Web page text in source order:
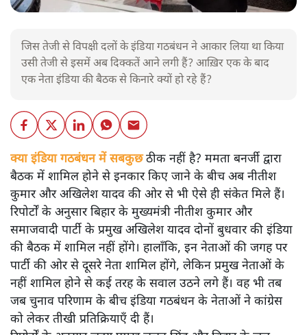
जिस तेजी से विपक्षी दलों के इंडिया गठबंधन ने आकार लिया था किया
उसी तेजी से इसमें अब दिक्कतें आने लगी हैं? आख़िर एक के बाद
एक नेता इंडिया की बैठक से किनारे क्यों हो रहे हैं?
क्या इंडिया गठबंधन में सबकुछठीक नहीं है? ममता बनर्जी द्वारा
बैठक में शामिल होने से इनकार किए जाने के बीच अब नीतीश
कुमार और अखिलेश यादव की ओर से भी ऐसे ही संकेत मिले हैं।
रिपोर्टों के अनुसार बिहार के मुख्यमंत्री नीतीश कुमार और
समाजवादी पार्टी के प्रमुख अखिलेश यादव दोनों बुधवार की इंडिया
की बैठक में शामिल नहीं होंगे। हालाँकि, इन नेताओं की जगह पर
पार्टी की ओर से दूसरे नेता शामिल होंगे, लेकिन प्रमुख नेताओं के
नहीं शामिल होने से कई तरह के सवाल उठने लगे हैं। वह भी तब
जब चुनाव परिणाम के बीच इंडिया गठबंधन के नेताओं ने कांग्रेस
को लेकर तीखी प्रतिक्रियाएँ दी हैं।